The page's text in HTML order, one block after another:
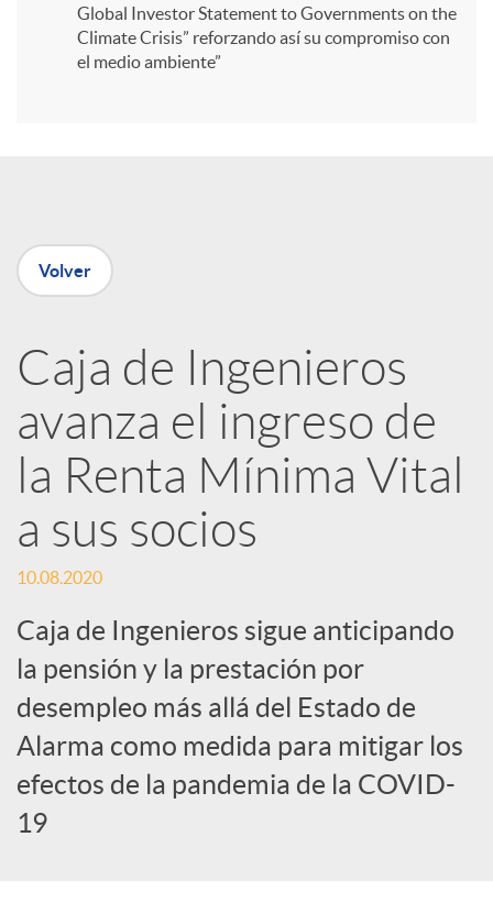
n
R
e
d
e
s
S
o
c
Global Investor Statement to Governments on the
Climate Crisis” reforzando así su compromiso con
el medio ambiente”
Volver
Caja de Ingenieros
avanza el ingreso de
la Renta Mínima Vital
a sus socios
10.08.2020
Caja de Ingenieros sigue anticipando
la pensión y la prestación por
desempleo más allá del Estado de
Alarma como medida para mitigar los
efectos de la pandemia de la COVID-
19